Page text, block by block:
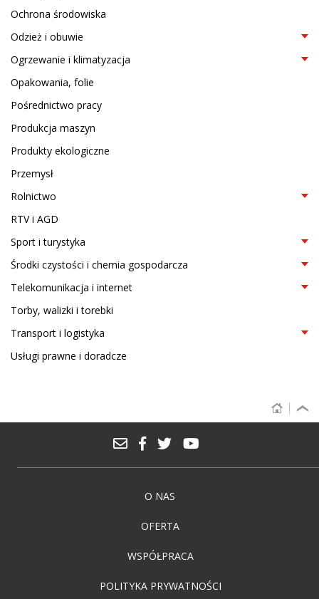
Ochrona środowiska
Odzież i obuwie
Ogrzewanie i klimatyzacja
Opakowania, folie
Pośrednictwo pracy
Produkcja maszyn
Produkty ekologiczne
Przemysł
Rolnictwo
RTV i AGD
Sport i turystyka
Środki czystości i chemia gospodarcza
Telekomunikacja i internet
Torby, walizki i torebki
Transport i logistyka
Usługi prawne i doradcze
O NAS
OFERTA
WSPÓŁPRACA
POLITYKA PRYWATNOŚCI